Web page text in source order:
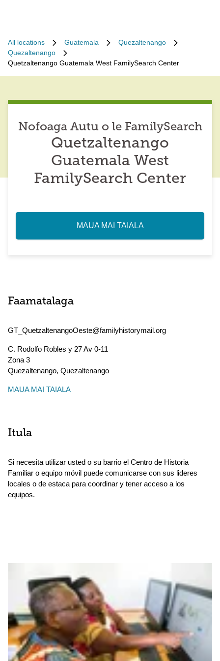
All locations Guatemala
Quezaltenango
Quezaltenango
Quetzaltenango Guatemala West FamilySearch Center
Nofoaga Autu o le FamilySearch
Quetzaltenango
Guatemala West
FamilySearch Center
MAUA MAI TAIALA
Faamatalaga
GT_QuetzaltenangoOeste@familyhistorymail.org
C. Rodolfo Robles y 27 Av 0-11
Zona 3
Quezaltenango, Quezaltenango
MAUA MAI TAIALA
Itula
Si necesita utilizar usted o su barrio el Centro de Historia
Familiar o equipo móvil puede comunicarse con sus lideres
locales o de estaca para coordinar y tener acceso a los
equipos.